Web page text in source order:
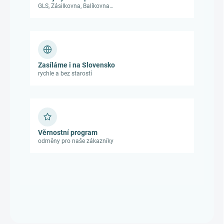
GLS, Zásilkovna, Balíkovna…
Zasíláme i na Slovensko
rychle a bez starostí
Věrnostní program
odměny pro naše zákazníky